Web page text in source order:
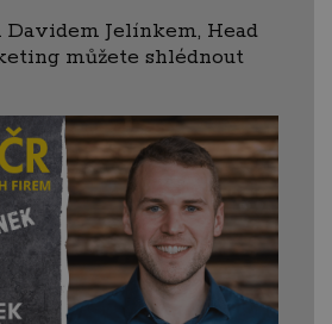
Davidem Jelínkem, Head
můžete shlédnout